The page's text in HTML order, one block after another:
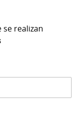
realizan